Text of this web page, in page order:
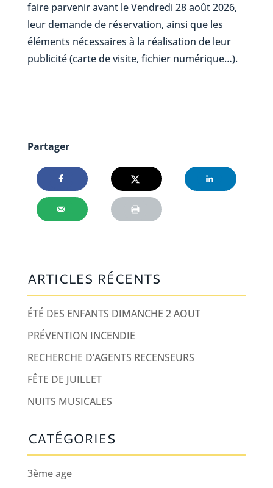
faire parvenir avant le Vendredi 28 août 2026,
leur demande de réservation, ainsi que les
éléments nécessaires à la réalisation de leur
publicité (carte de visite, fichier numérique…).
Partager
ARTICLES RÉCENTS
ÉTÉ DES ENFANTS DIMANCHE 2 AOUT
PRÉVENTION INCENDIE
RECHERCHE D’AGENTS RECENSEURS
FÊTE DE JUILLET
NUITS MUSICALES
CATÉGORIES
3ème age